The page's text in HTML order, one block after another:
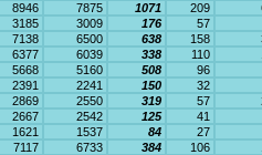
8946 7875 1071 209
3185 3009 176
57
7138 6500 638 158
6377 6039 338 110
5668 5160 508
96
2391 2241 150
32
2869 2550 319 57
2667 2542 125
41
1621 1537 84
27
7117 6733 384 106